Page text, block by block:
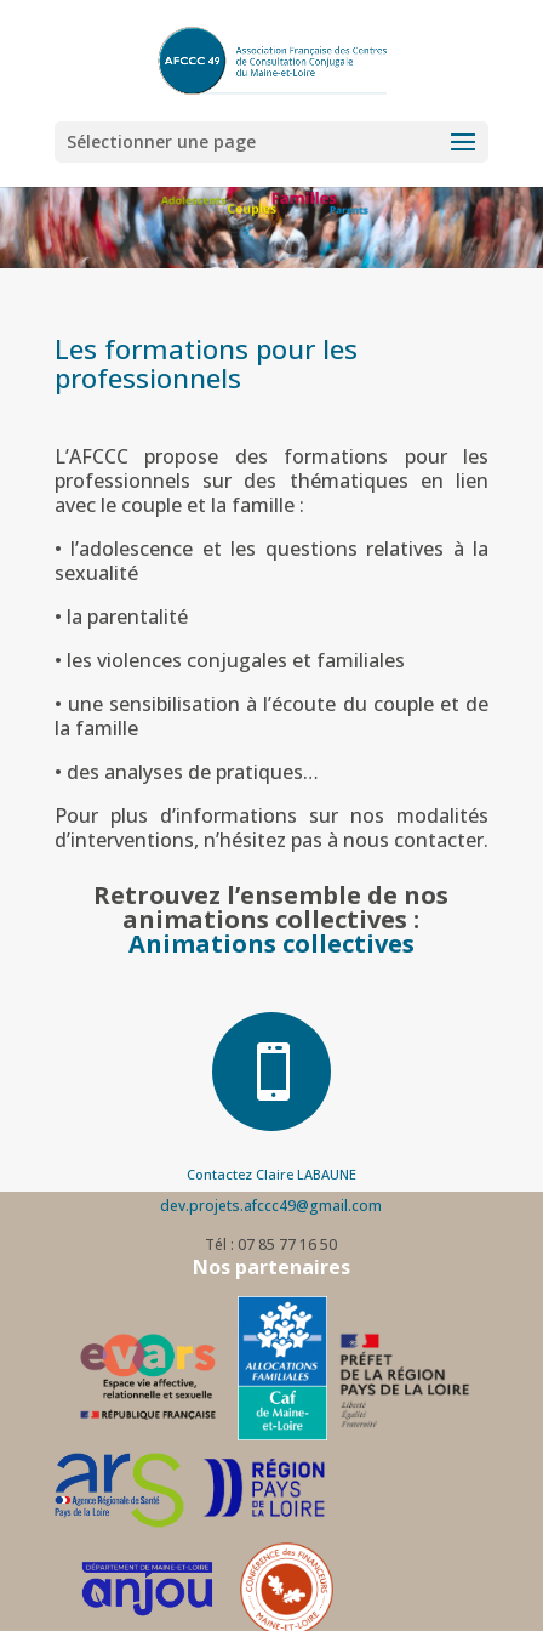
Sélectionner une page
Les formations pour les
professionnels
L’AFCCC propose des formations pour les
professionnels sur des thématiques en lien
avec le couple et la famille :
• l’adolescence et les questions relatives à la
sexualité
• la parentalité
• les violences conjugales et familiales
• une sensibilisation à l’écoute du couple et de
la famille
• des analyses de pratiques…
Pour plus d’informations sur nos modalités
d’interventions, n’hésitez pas à nous contacter.
Retrouvez l’ensemble de nos
animations collectives :
Animations collectives

Contactez Claire LABAUNE
dev.projets.afccc49@gmail.com
Tél : 07 85 77 16 50
Nos partenaires